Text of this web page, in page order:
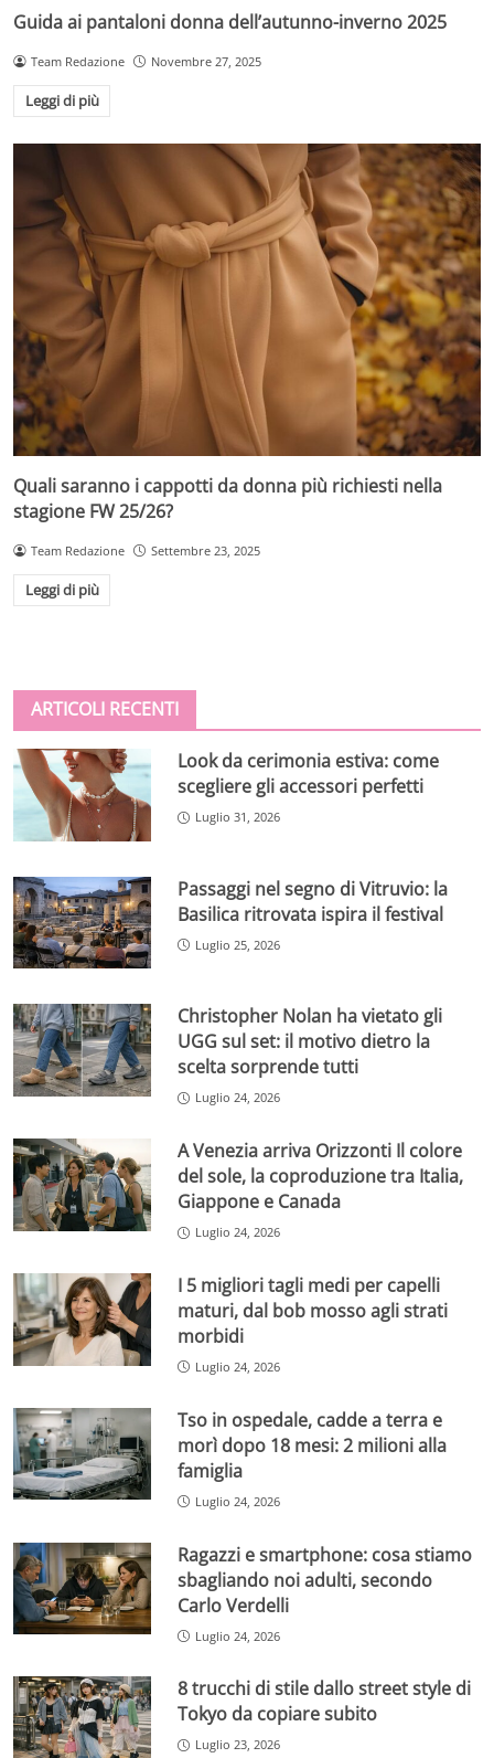
Guida ai pantaloni donna dell’autunno-inverno 2025
Team Redazione Novembre 27, 2025
Leggi di più
Quali saranno i cappotti da donna più richiesti nella
stagione FW 25/26?
Team Redazione Settembre 23, 2025
Leggi di più
ARTICOLI RECENTI
Look da cerimonia estiva: come
scegliere gli accessori perfetti
Luglio 31, 2026
Passaggi nel segno di Vitruvio: la
Basilica ritrovata ispira il festival
Luglio 25, 2026
Christopher Nolan ha vietato gli
UGG sul set: il motivo dietro la
scelta sorprende tutti
Luglio 24, 2026
A Venezia arriva Orizzonti Il colore
del sole, la coproduzione tra Italia,
Giappone e Canada
Luglio 24, 2026
I 5 migliori tagli medi per capelli
maturi, dal bob mosso agli strati
morbidi
Luglio 24, 2026
Tso in ospedale, cadde a terra e
morì dopo 18 mesi: 2 milioni alla
famiglia
Luglio 24, 2026
Ragazzi e smartphone: cosa stiamo
sbagliando noi adulti, secondo
Carlo Verdelli
Luglio 24, 2026
8 trucchi di stile dallo street style di
Tokyo da copiare subito
Luglio 23, 2026